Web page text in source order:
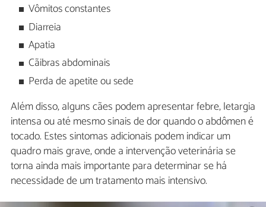
Vômitos constantes
Diarreia
Apatia
Cãibras abdominais
Perda de apetite ou sede
Além disso, alguns cães podem apresentar febre, letargia
intensa ou até mesmo sinais de dor quando o abdômen é
tocado. Estes sintomas adicionais podem indicar um
quadro mais grave, onde a intervenção veterinária se
torna ainda mais importante para determinar se há
necessidade de um tratamento mais intensivo.